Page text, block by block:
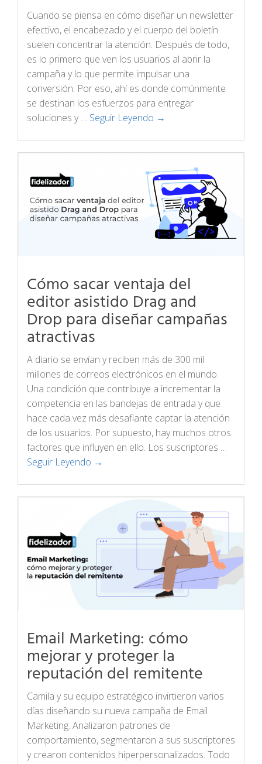
Cuando se piensa en cómo diseñar un newsletter
efectivo, el encabezado y el cuerpo del boletín
suelen concentrar la atención. Después de todo,
es lo primero que ven los usuarios al abrir la
campaña y lo que permite impulsar una
conversión. Por eso, ahí es donde comúnmente
se destinan los esfuerzos para entregar
soluciones y … Seguir Leyendo →
Cómo sacar ventaja del
editor asistido Drag and
Drop para diseñar campañas
atractivas
A diario se envían y reciben más de 300 mil
millones de correos electrónicos en el mundo.
Una condición que contribuye a incrementar la
competencia en las bandejas de entrada y que
hace cada vez más desafiante captar la atención
de los usuarios. Por supuesto, hay muchos otros
factores que influyen en ello. Los suscriptores …
Seguir Leyendo →
Email Marketing: cómo
mejorar y proteger la
reputación del remitente
Camila y su equipo estratégico invirtieron varios
días diseñando su nueva campaña de Email
Marketing. Analizaron patrones de
comportamiento, segmentaron a sus suscriptores
y crearon contenidos hiperpersonalizados. Todo